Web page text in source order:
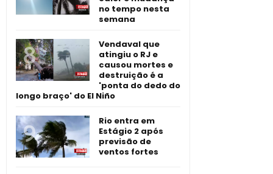
no tempo nesta
semana
Vendaval que
atingiu o RJ e
causou mortes e
destruição é a
'ponta do dedo do
longo braço' do El Niño
Rio entra em
Estágio 2 após
previsão de
ventos fortes